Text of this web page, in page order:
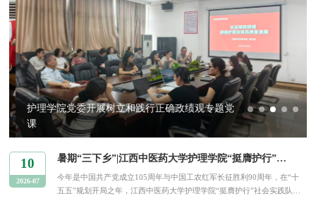
护理学院党委开展树立和践行正确政绩观专题党
课
10
2026-07
暑期“三下乡”|江西中医药大学护理学院“挺膺护行”实践队开展暑期社会实践活动
今年是中国共产党成立105周年与中国工农红军长征胜利90周年，在“十
五五”规划开局之年，江西中医药大学护理学院“挺膺护行”社会实践队积